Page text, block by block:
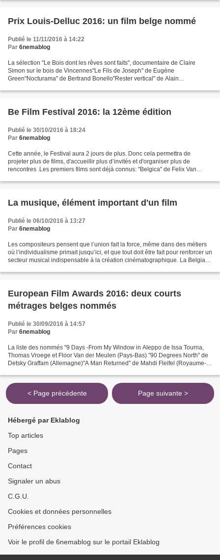
Prix Louis-Delluc 2016: un film belge nommé
Publié le 11/11/2016 à 14:22
Par 6nemablog
La sélection "Le Bois dont les rêves sont faits", documentaire de Claire
Simon sur le bois de Vincennes"Le Fils de Joseph" de Eugène
Green"Nocturama" de Bertrand Bonello"Rester vertical" de Alain
Be Film Festival 2016: la 12ème édition
Publié le 30/10/2016 à 18:24
Par 6nemablog
Cette année, le Festival aura 2 jours de plus. Donc cela permettra de
projeter plus de films, d'accueillir plus d’invités et d'organiser plus de
rencontres .Les premiers films sont déjà connus: "Belgica" de Felix Van
La musique, élément important d'un film
Publié le 06/10/2016 à 13:27
Par 6nemablog
Les compositeurs pensent que l’union fait la force, même dans des métiers
où l’individualisme primait jusqu’ici, et que tout doit être fait pour renforcer un
secteur musical indispensable à la création cinématographique. La Belgian
European Film Awards 2016: deux courts
métrages belges nommés
Publié le 30/09/2016 à 14:57
Par 6nemablog
La liste des nommés "9 Days -From My Window in Aleppo de Issa Tourna,
Thomas Vroege et Floor Van der Meulen (Pays-Bas) "90 Degrees North" de
Detsky Graffam (Allemagne)"A Man Returned" de Mahdi Fleifel (Royaume-
< Page précédente Page suivante >
Hébergé par Eklablog
Top articles
Pages
Contact
Signaler un abus
C.G.U.
Cookies et données personnelles
Préférences cookies
Voir le profil de 6nemablog sur le portail Eklablog